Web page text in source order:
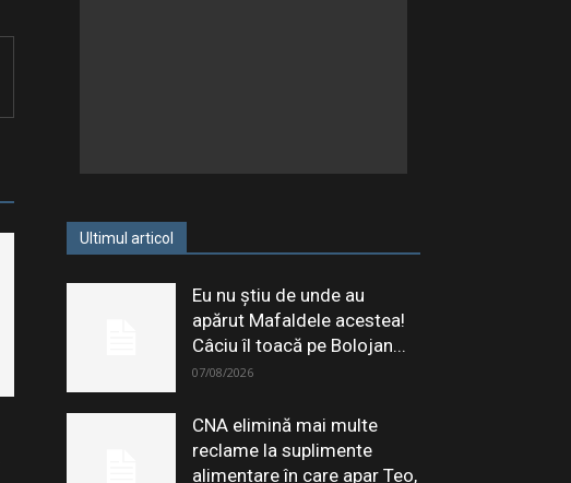
Ultimul articol
Eu nu știu de unde au
apărut Mafaldele acestea!
Câciu îl toacă pe Bolojan...
07/08/2026
CNA elimină mai multe
reclame la suplimente
alimentare în care apar Teo,